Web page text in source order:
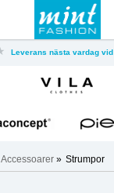
Leverans nästa vardag
Accessoarer » Strumpor